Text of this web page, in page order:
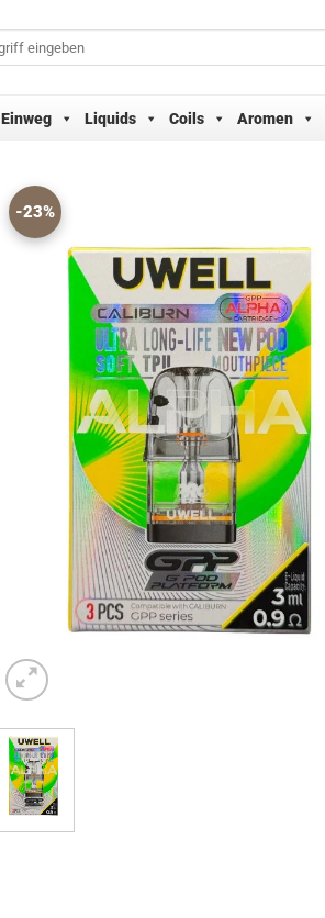
Einweg Liquids Coils Aromen
-23%